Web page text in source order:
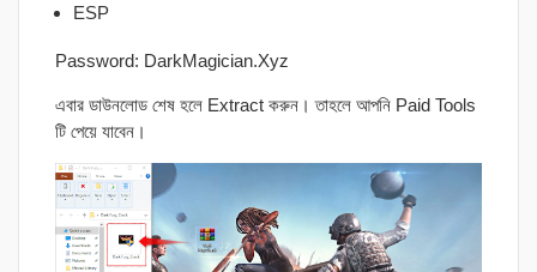
ESP
Password: DarkMagician.Xyz
এবার ডাউনলোড শেষ হলে Extract করুন। তাহলে আপনি Paid Tools
টি পেয়ে যাবেন।